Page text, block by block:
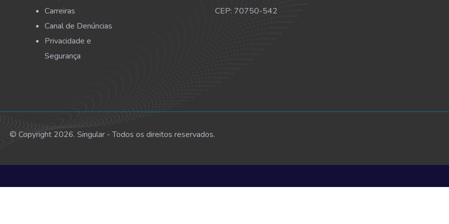
Carreiras
Canal de Denúncias
Privacidade e
Segurança
CEP: 70750-542
© Copyright 2026. Singular - Todos os direitos reservados.